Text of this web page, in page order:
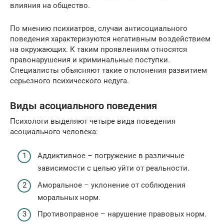
влияния на общество.
По мнению психиатров, случаи антисоциального
поведения характеризуются негативным воздействием
на окружающих. К таким проявлениям относятся
правонарушения и криминальные поступки.
Специалисты объясняют такие отклонения развитием
серьезного психического недуга.
Виды асоциального поведения
Психологи выделяют четыре вида поведения
асоциального человека:
Аддиктивное – погружение в различные
зависимости с целью уйти от реальности.
Аморальное – уклонение от соблюдения
моральных норм.
Противоправное – нарушение правовых норм.